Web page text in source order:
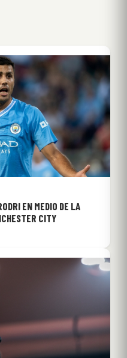
EN MEDIO DE LA
CITY